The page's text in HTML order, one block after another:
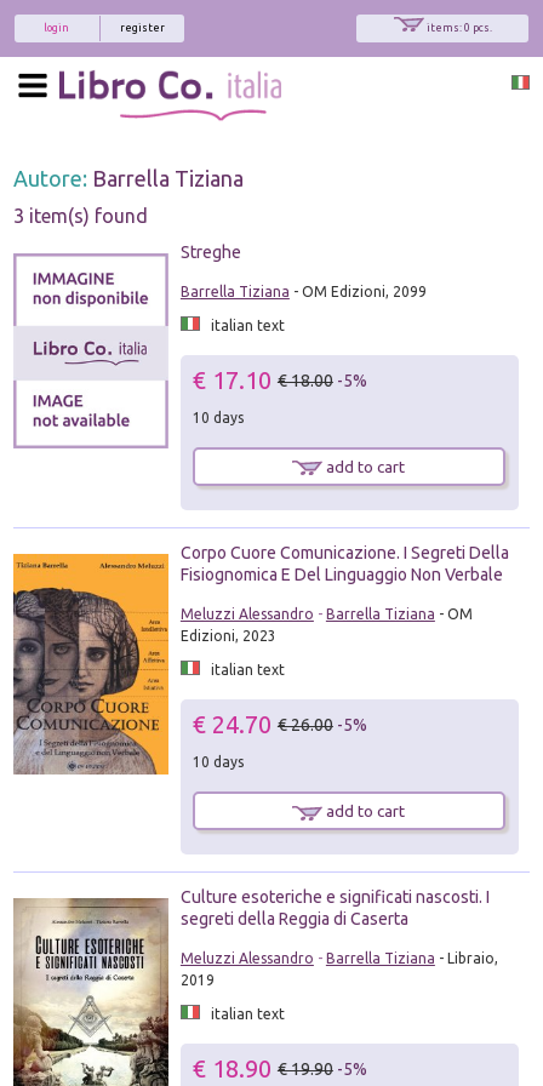
items: 0 pcs.
register
login
Autore: Barrella Tiziana
3 item(s) found
Streghe
Barrella Tiziana - OM Edizioni, 2099
italian text
€ 17.10 € 18.00 -5%
10 days
add to cart
Corpo Cuore Comunicazione. I Segreti Della
Fisiognomica E Del Linguaggio Non Verbale
Meluzzi Alessandro - Barrella Tiziana - OM
Edizioni, 2023
italian text
€ 24.70 € 26.00 -5%
10 days
add to cart
Culture esoteriche e significati nascosti. I
segreti della Reggia di Caserta
Meluzzi Alessandro - Barrella Tiziana - Libraio,
2019
italian text
€ 18.90 € 19.90 -5%